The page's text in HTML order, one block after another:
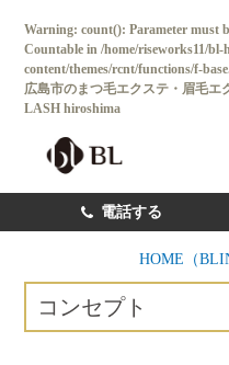
Warning: count(): Parameter must
Countable in/home/riseworks11/
content/themes/rcnt/functions/f-
広島市のまつ毛エクステ・眉毛
LASH hiroshima
電話する
HOME（
コンセプト